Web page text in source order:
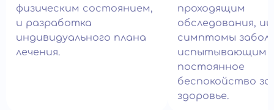
физическим состоянием,
и разработка
индивидуального плана
лечения.
проходящим
обследования,
симптомы
испытывающим
постоянное
беспокойство за
здоровье.